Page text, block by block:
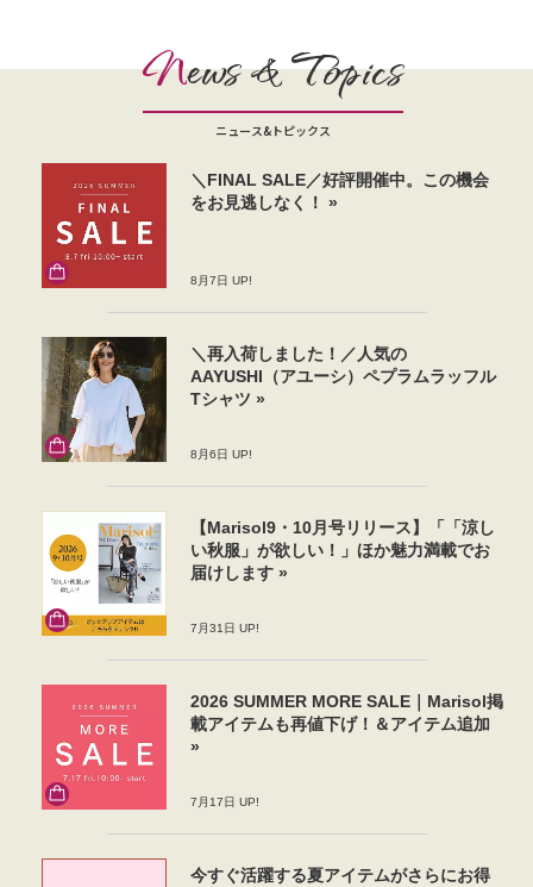
News & Topics
ニュース&トピックス